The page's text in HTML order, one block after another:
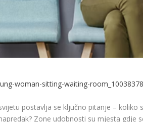
woman-sitting-waiting-
postavlja se ključno pitanje – koliko
Zone udobnosti su mjesta gdje